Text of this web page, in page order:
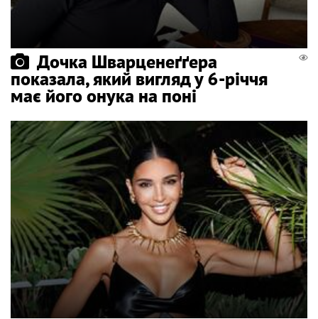
Дочка Шварценеґґера
показала, який вигляд у 6-річчя
має його онука на поні